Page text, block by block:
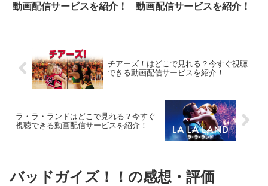
動画配信サービスを紹介！
動画配信サービスを紹介！
チアーズ！はどこで見れる？今すぐ視聴
できる動画配信サービスを紹介！
ラ・ラ・ランドはどこで見れる？今すぐ
視聴できる動画配信サービスを紹介！
バッドガイズ！！の感想・評価